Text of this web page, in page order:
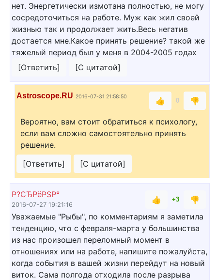
нет. Энергетически измотана полностью, не могу
сосредоточиться на работе. Муж как жил своей
жизнью так и продолжает жить.Весь негатив
достается мне.Какое принять решение? такой же
тяжелый период был у меня в 2004-2005 годах
[Ответить]
[С цитатой]
Astroscope.RU 2016-07-31 21:58:50 👍 0 👎
Вероятно, вам стоит обратиться к психологу,
если вам сложно самостоятельно принять
решение.
[Ответить]
[С цитатой]
Р?СЂРёРЅР°
2016-07-27 19:21:16
👍 +3
👎
Уважаемые "Рыбы", по комментариям я заметила
тенденцию, что с февраля-марта у большинства
из нас произошел переломный момент в
отношениях или на работе, напишите пожалуйста,
когда события в вашей жизни перейдут на новый
виток. Сама полгода отходила после разрыва